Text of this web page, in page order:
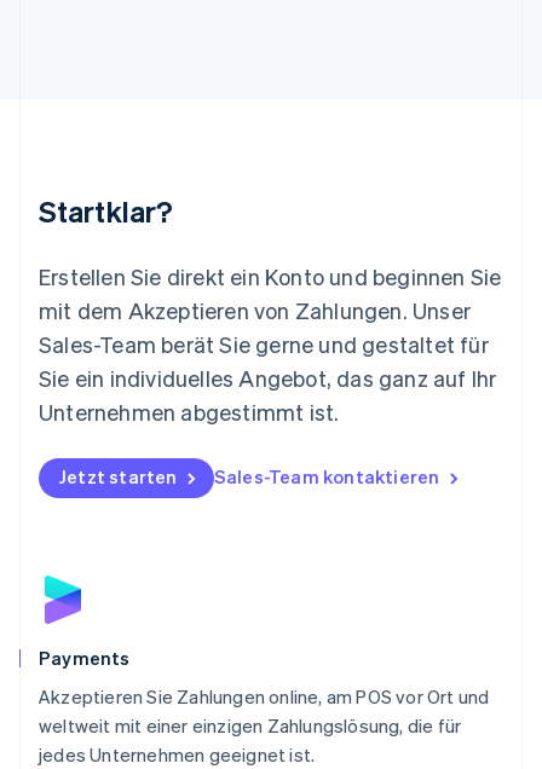
Startklar?
Erstellen Sie direkt ein Konto und beginnen Sie
mit dem Akzeptieren von Zahlungen. Unser
Sales-Team berät Sie gerne und gestaltet für
Sie ein individuelles Angebot, das ganz auf Ihr
Unternehmen abgestimmt ist.
Jetzt starten Sales-Team kontaktieren
Payments
Akzeptieren Sie Zahlungen online, am POS vor Ort und
weltweit mit einer einzigen Zahlungslösung, die für
jedes Unternehmen geeignet ist.
Mexiko
English
Niederlande
Nederlands English
Norwegen
English
Österreich
Polen
English
Portugal
Schweden
Schweiz
Singapur
English简体中文
Slowakei